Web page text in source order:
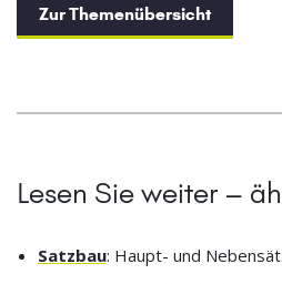
Zur Themenübersicht
Lesen Sie weiter –
Satzbau: Haupt- und